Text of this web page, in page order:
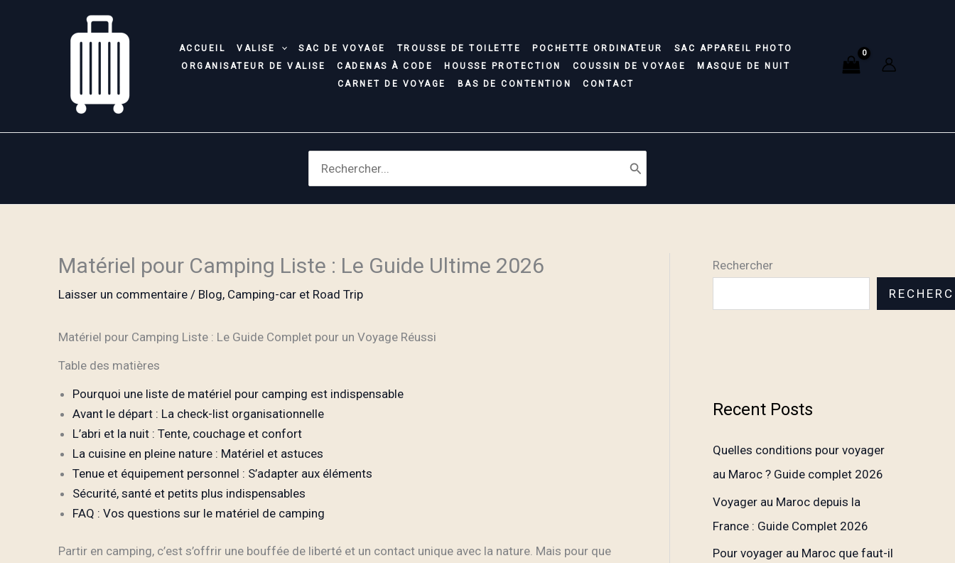
ACCUEIL VALISE SAC DE VOYAGE TROUSSE DE TOILETTE POCHETTE ORDINATEUR
SAC APPAREIL PHOTO
ORGANISATEUR DE VALISE
CADENAS À CODE HOUSSE PROTECTION COUSSIN DE VOYAGE
MASQUE DE NUIT
CARNET DE VOYAGE
BAS DE CONTENTION CONTACT
Search
for:
Matériel pour Camping Liste : Le Guide Ultime 2026
Laisser un commentaire / Blog, Camping-car et Road Trip
Matériel pour Camping Liste : Le Guide Complet pour un Voyage Réussi
Table des matières
Pourquoi une liste de matériel pour camping est indispensable
Avant le départ : La check-list organisationnelle
L’abri et la nuit : Tente, couchage et confort
La cuisine en pleine nature : Matériel et astuces
Tenue et équipement personnel : S’adapter aux éléments
Sécurité, santé et petits plus indispensables
FAQ : Vos questions sur le matériel de camping
Partir en camping, c’est s’offrir une bouffée de liberté et un contact unique avec la nature. Mais pour que
Rechercher
Recent Posts
Quelles conditions pour voyager
au Maroc ? Guide complet 2026
Voyager au Maroc depuis la
France : Guide Complet 2026
Pour voyager au Maroc que faut-il